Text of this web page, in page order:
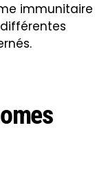
immunitaire